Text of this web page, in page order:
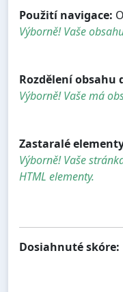
Použití navigace:
Výborně! Vaše
Rozdělení obsahu
Výborně! Vaše má
Zastaralé
Výborně! Vaše
HTML elementy.
Dosiahnuté skóre: